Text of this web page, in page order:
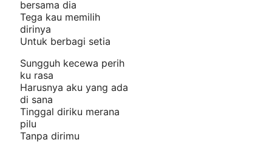
bersama dia
Tega kau memilih
dirinya
Untuk berbagi setia
Sungguh kecewa perih
ku rasa
Harusnya aku yang ada
di sana
Tinggal diriku merana
pilu
Tanpa dirimu